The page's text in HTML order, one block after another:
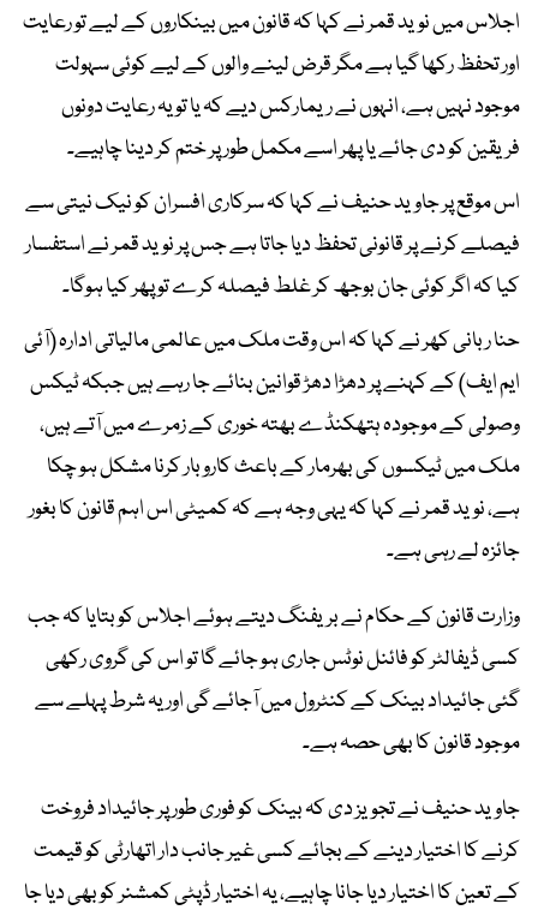
اجلاس میں نوید قمر نے کہا کہ قانون میں بینکاروں کے لیے تو رعایت
اور تحفظ رکھا گیا ہے مگر قرض لینے والوں کے لیے کوئی سہولت
موجود نہیں ہے، انہوں نے ریمارکس دیے کہ یا تو یہ رعایت دونوں
فریقین کو دی جائے یا پھر اسے مکمل طور پر ختم کر دینا چاہیے۔
اس موقع پر جاوید حنیف نے کہا کہ سرکاری افسران کو نیک نیتی سے
فیصلے کرنے پر قانونی تحفظ دیا جاتا ہے جس پر نوید قمر نے استفسار
کیا کہ اگر کوئی جان بوجھ کر غلط فیصلہ کرے تو پھر کیا ہوگا۔
حنا ربانی کھر نے کہا کہ اس وقت ملک میں عالمی مالیاتی ادارہ (آئی
ایم ایف) کے کہنے پر دھڑا دھڑ قوانین بنائے جا رہے ہیں جبکہ ٹیکس
وصولی کے موجودہ ہتھکنڈے بھتہ خوری کے زمرے میں آتے ہیں،
ملک میں ٹیکسوں کی بھرمار کے باعث کاروبار کرنا مشکل ہو چکا
ہے، نوید قمر نے کہا کہ یہی وجہ ہے کہ کمیٹی اس اہم قانون کا بغور
جائزہ لے رہی ہے۔
وزارت قانون کے حکام نے بریفنگ دیتے ہوئے اجلاس کو بتایا کہ جب
کسی ڈیفالٹر کو فائنل نوٹس جاری ہو جائے گا تو اس کی گروی رکھی
گئی جائیداد بینک کے کنٹرول میں آجائے گی اور یہ شرط پہلے سے
موجود قانون کا بھی حصہ ہے۔
جاوید حنیف نے تجویز دی کہ بینک کو فوری طور پر جائیداد فروخت
کرنے کا اختیار دینے کے بجائے کسی غیر جانب دار اتھارٹی کو قیمت
کے تعین کا اختیار دیا جانا چاہیے، یہ اختیار ڈپٹی کمشنر کو بھی دیا جا